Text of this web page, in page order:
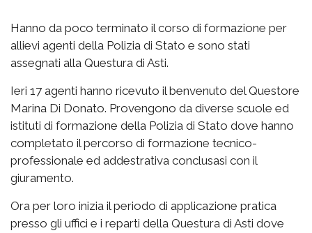
Hanno da poco terminato il corso di formazione per
allievi agenti della Polizia di Stato e sono stati
assegnati alla Questura di Asti.
Ieri 17 agenti hanno ricevuto il benvenuto del Questore
Marina Di Donato. Provengono da diverse scuole ed
istituti di formazione della Polizia di Stato dove hanno
completato il percorso di formazione tecnico-
professionale ed addestrativa conclusasi con il
giuramento.
Ora per loro inizia il periodo di applicazione pratica
presso gli uffici e i reparti della Questura di Asti dove